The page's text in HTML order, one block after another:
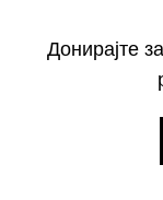
Донирајте